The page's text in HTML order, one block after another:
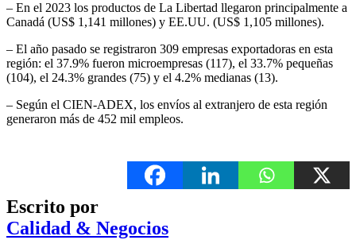
– En el 2023 los productos de La Libertad llegaron principalmente a
Canadá (US$ 1,141 millones) y EE.UU. (US$ 1,105 millones).
– El año pasado se registraron 309 empresas exportadoras en esta
región: el 37.9% fueron microempresas (117), el 33.7% pequeñas
(104), el 24.3% grandes (75) y el 4.2% medianas (13).
– Según el CIEN-ADEX, los envíos al extranjero de esta región
generaron más de 452 mil empleos.
Escrito por
Calidad & Negocios